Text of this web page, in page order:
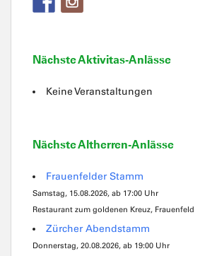
Nächste Aktivitas-Anlässe
Keine Veranstaltungen
Nächste Altherren-Anlässe
Frauenfelder Stamm
Samstag, 15.08.2026, ab 17:00 Uhr
Restaurant zum goldenen Kreuz, Frauenfeld
Zürcher Abendstamm
Donnerstag, 20.08.2026, ab 19:00 Uhr